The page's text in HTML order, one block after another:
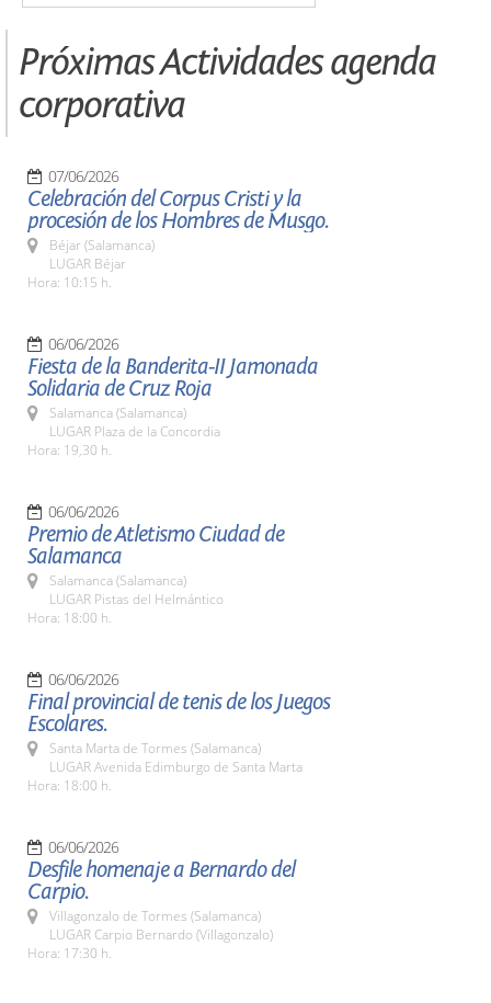
Próximas Actividades agenda
corporativa
07/06/2026
Celebración del Corpus Cristi y la
procesión de los Hombres de Musgo.
Béjar (Salamanca)
LUGAR Béjar
Hora: 10:15 h.
06/06/2026
Fiesta de la Banderita-II Jamonada
Solidaria de Cruz Roja
Salamanca (Salamanca)
LUGAR Plaza de la Concordia
Hora: 19,30 h.
06/06/2026
Premio de Atletismo Ciudad de
Salamanca
Salamanca (Salamanca)
LUGAR Pistas del Helmántico
Hora: 18:00 h.
06/06/2026
Final provincial de tenis de los Juegos
Escolares.
Santa Marta de Tormes (Salamanca)
LUGAR Avenida Edimburgo de Santa Marta
Hora: 18:00 h.
06/06/2026
Desfile homenaje a Bernardo del
Carpio.
Villagonzalo de Tormes (Salamanca)
LUGAR Carpio Bernardo (Villagonzalo)
Hora: 17:30 h.